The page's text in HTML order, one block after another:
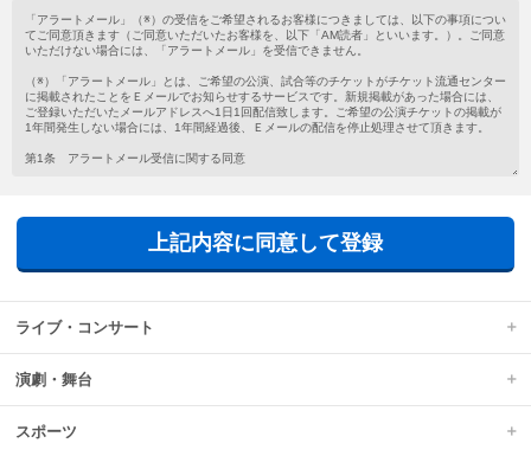
たメールアドレスへ1日1回配信されます。
上記内容に同意して登録
ライブ・コンサート
演劇・舞台
スポーツ